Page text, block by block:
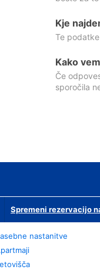
Kje
Te
Kako
Če
sporočila
Spremeni rezervacijo
nastanitve